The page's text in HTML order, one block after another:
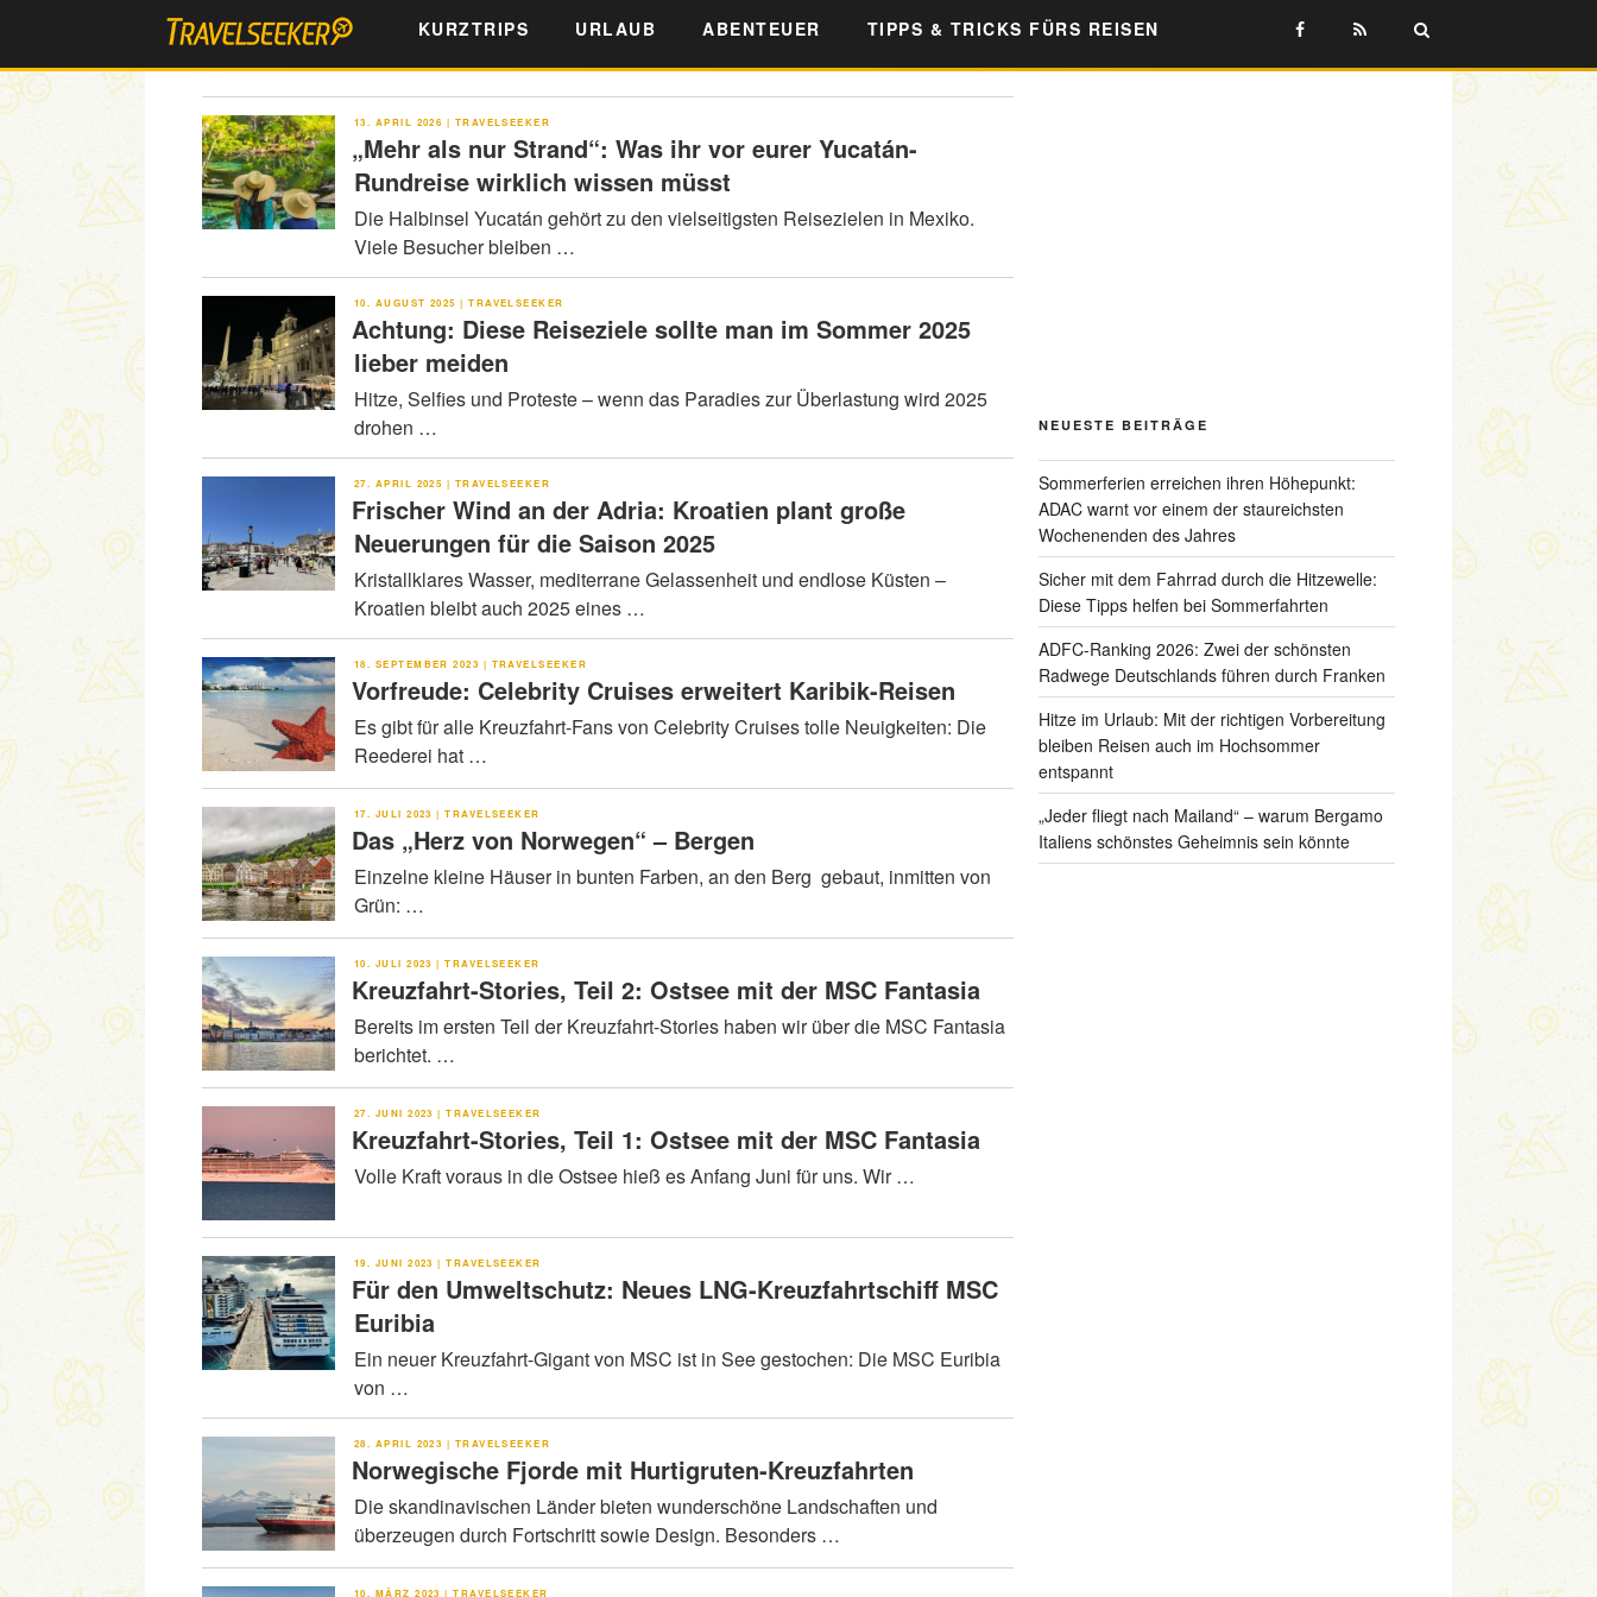
springen
KURZTRIPS URLAUB ABENTEUER TIPPS & TRICKS FÜRS REISEN
VERÖFFENTLICHT
13. APRIL 2026 | TRAVELSEEKER
„Mehr als nur Strand“: Was ihr vor eurer Yucatán-
Rundreise wirklich wissen müsst
Die Halbinsel Yucatán gehört zu den vielseitigsten Reisezielen in Mexiko.
Viele Besucher bleiben …
VERÖFFENTLICHT
10. AUGUST 2025 |TRAVELSEEKER
Achtung: Diese Reiseziele sollte man im Sommer 2025
lieber meiden
Hitze, Selfies und Proteste – wenn das Paradies zur Überlastung wird 2025
drohen …
VERÖFFENTLICHT
27. APRIL 2025 | TRAVELSEEKER
Frischer Wind an der Adria: Kroatien plant große
Neuerungen für die Saison 2025
Kristallklares Wasser, mediterrane Gelassenheit und endlose Küsten –
Kroatien bleibt auch 2025 eines …
VERÖFFENTLICHT
18. SEPTEMBER 2023 | TRAVELSEEKER
Vorfreude: Celebrity Cruises erweitert Karibik-Reisen
Es gibt für alle Kreuzfahrt-Fans von Celebrity Cruises tolle Neuigkeiten: Die
Reederei hat …
VERÖFFENTLICHT
17. JULI 2023 |TRAVELSEEKER
Das „Herz von Norwegen“ – Bergen
Einzelne kleine Häuser in bunten Farben, an den Berg gebaut, inmitten von
Grün: …
VERÖFFENTLICHT
10. JULI 2023 |TRAVELSEEKER
Kreuzfahrt-Stories, Teil 2: Ostsee mit der MSC Fantasia
Bereits im ersten Teil der Kreuzfahrt-Stories haben wir über die MSC Fantasia
berichtet. …
VERÖFFENTLICHT
27. JUNI 2023 |TRAVELSEEKER
Kreuzfahrt-Stories, Teil 1: Ostsee mit der MSC Fantasia
Volle Kraft voraus in die Ostsee hieß es Anfang Juni für uns. Wir …
VERÖFFENTLICHT
19. JUNI 2023 |TRAVELSEEKER
Für den Umweltschutz: Neues LNG-Kreuzfahrtschiff MSC
Euribia
Ein neuer Kreuzfahrt-Gigant von MSC ist in See gestochen: Die MSC Euribia
von …
VERÖFFENTLICHT
28. APRIL 2023 | TRAVELSEEKER
Norwegische Fjorde mit Hurtigruten-Kreuzfahrten
Die skandinavischen Länder bieten wunderschöne Landschaften und
überzeugen durch Fortschritt sowie Design. Besonders …
VERÖFFENTLICHT
10. MÄRZ 2023 |TRAVELSEEKER
NEUESTE BEITRÄGE
Sommerferien erreichen ihren Höhepunkt:
ADAC warnt vor einem der staureichsten
Wochenenden des Jahres
Sicher mit dem Fahrrad durch die Hitzewelle:
Diese Tipps helfen bei Sommerfahrten
ADFC-Ranking 2026: Zwei der schönsten
Radwege Deutschlands führen durch Franken
Hitze im Urlaub: Mit der richtigen Vorbereitung
bleiben Reisen auch im Hochsommer
entspannt
„Jeder fliegt nach Mailand“ – warum Bergamo
Italiens schönstes Geheimnis sein könnte